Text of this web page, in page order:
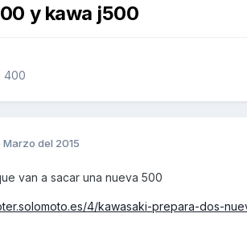
y kawa j500
400
Marzo del 2015
van a sacar una nueva 500
4/kawasaki-prepara-dos-